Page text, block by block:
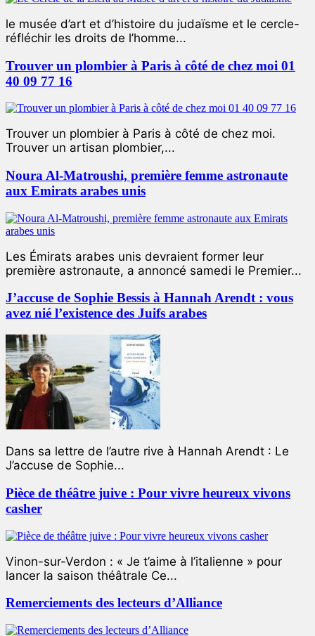
le musée d’art et d’histoire du judaïsme et le cercle-
réfléchir les droits de l’homme...
Trouver un plombier à Paris à côté de chez moi 01
40 09 77 16
Trouver un plombier à Paris à côté de chez moi.
Trouver un artisan plombier,...
Noura Al-Matroushi, première femme astronaute
aux Emirats arabes unis
Les Émirats arabes unis devraient former leur
première astronaute, a annoncé samedi le Premier...
J’accuse de Sophie Bessis à Hannah Arendt : vous
avez nié l’existence des Juifs arabes
Dans sa lettre de l’autre rive à Hannah Arendt : Le
J’accuse de Sophie...
Pièce de théâtre juive : Pour vivre heureux vivons
casher
Vinon-sur-Verdon : « Je t’aime à l’italienne » pour
lancer la saison théâtrale Ce...
Remerciements des lecteurs d’Alliance